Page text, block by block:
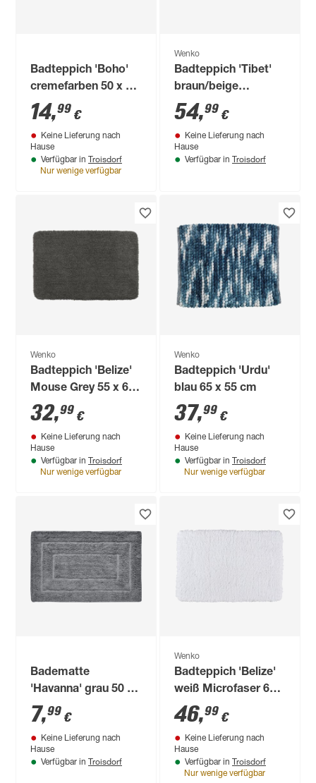
Badteppich 'Boho'
cremefarben 50 x 80
cm
14,99 €
Keine Lieferung nach
Hause
Verfügbar in Troisdorf
Nur wenige verfügbar
Wenko
Badteppich 'Tibet'
braun/beige
Baumwolle 60 x 90
cm
54,99 €
Keine Lieferung nach
Hause
Verfügbar in Troisdorf
Wenko
Badteppich 'Belize'
Mouse Grey 55 x 65
cm
32,99 €
Keine Lieferung nach
Hause
Verfügbar in Troisdorf
Nur wenige verfügbar
Wenko
Badteppich 'Urdu'
blau 65 x 55 cm
37,99 €
Keine Lieferung nach
Hause
Verfügbar in Troisdorf
Nur wenige verfügbar
Badematte
'Havanna' grau 50 x
80 cm
7,99 €
Keine Lieferung nach
Hause
Verfügbar in Troisdorf
Wenko
Badteppich 'Belize'
weiß Microfaser 60 x
90 cm
46,99 €
Keine Lieferung nach
Hause
Verfügbar in Troisdorf
Nur wenige verfügbar